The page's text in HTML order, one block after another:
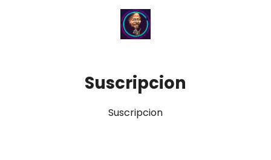
Suscripcion
Suscripcion